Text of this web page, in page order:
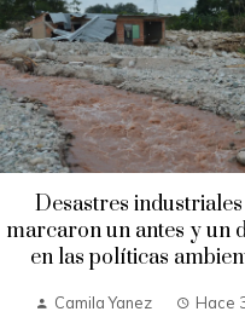
Desastres
marcaron un antes y un
en las políticas
Camila Yanez Hace